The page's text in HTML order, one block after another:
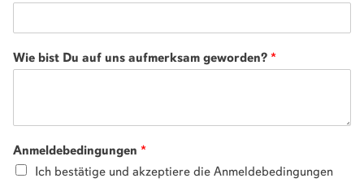
Wie bist Du auf uns aufmerksam geworden? *
Anmeldebedingungen *
Ich bestätige und akzeptiere die Anmeldebedingungen